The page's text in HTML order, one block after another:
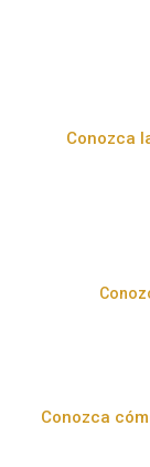
Conozca
Conozca